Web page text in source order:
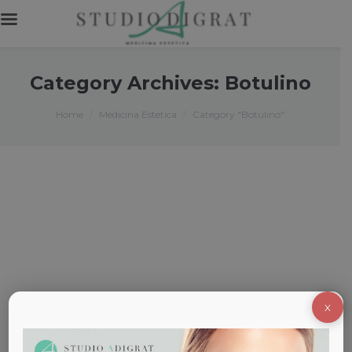
Category Archives: Botulino
You are here:
Home Medicina Estetica Category "Botulino"
X